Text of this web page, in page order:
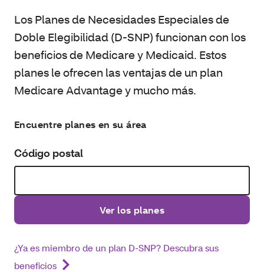
Los Planes de Necesidades Especiales de
Doble Elegibilidad (D‑SNP) funcionan con los
beneficios de Medicare y Medicaid. Estos
planes le ofrecen las ventajas de un plan
Medicare Advantage y mucho más.
Encuentre planes en su área
Código postal
Ver los planes
¿Ya es miembro de un plan D-SNP? Descubra sus
beneficios